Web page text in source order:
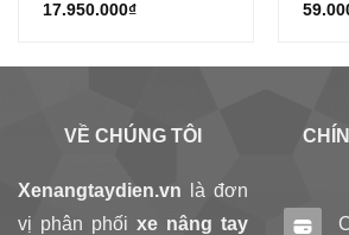
17.950.000₫
VỀ CHÚNG TÔI
Xenangtaydien.vn là đơn
vị phân phối xe nâng tay